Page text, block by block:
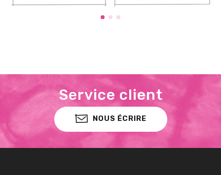
Service client
NOUS ÉCRIRE